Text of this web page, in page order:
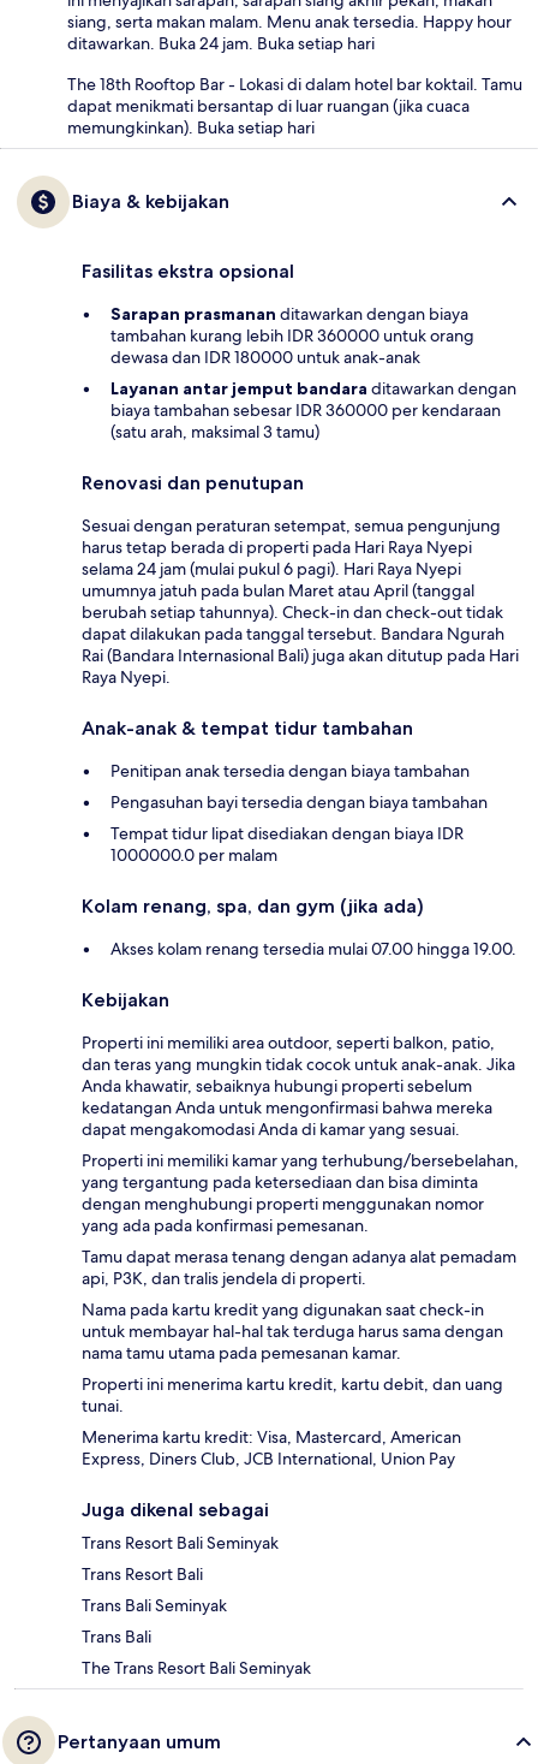
siang, serta makan malam. Menu anak tersedia. Happy hour
ditawarkan. Buka 24 jam. Buka setiap hari
The 18th Rooftop Bar - Lokasi di dalam hotel bar koktail. Tamu
dapat menikmati bersantap di luar ruangan (jika cuaca
memungkinkan). Buka setiap hari
Biaya & kebijakan
Fasilitas ekstra opsional
Sarapan prasmanan ditawarkan dengan biaya
tambahan kurang lebih IDR 360000 untuk orang
dewasa dan IDR 180000 untuk anak-anak
Layanan antar jemput bandara ditawarkan dengan
biaya tambahan sebesar IDR 360000 per kendaraan
(satu arah, maksimal 3 tamu)
Renovasi dan penutupan
Sesuai dengan peraturan setempat, semua pengunjung
harus tetap berada di properti pada Hari Raya Nyepi
selama 24 jam (mulai pukul 6 pagi). Hari Raya Nyepi
umumnya jatuh pada bulan Maret atau April (tanggal
berubah setiap tahunnya). Check-in dan check-out tidak
dapat dilakukan pada tanggal tersebut. Bandara Ngurah
Rai (Bandara Internasional Bali) juga akan ditutup pada Hari
Raya Nyepi.
Anak-anak & tempat tidur tambahan
Penitipan anak tersedia dengan biaya tambahan
Pengasuhan bayi tersedia dengan biaya tambahan
Tempat tidur lipat disediakan dengan biaya IDR
1000000.0 per malam
Kolam renang, spa, dan gym (jika ada)
Akses kolam renang tersedia mulai 07.00 hingga 19.00.
Kebijakan
Properti ini memiliki area outdoor, seperti balkon, patio,
dan teras yang mungkin tidak cocok untuk anak-anak. Jika
Anda khawatir, sebaiknya hubungi properti sebelum
kedatangan Anda untuk mengonfirmasi bahwa mereka
dapat mengakomodasi Anda di kamar yang sesuai.
Properti ini memiliki kamar yang terhubung/bersebelahan,
yang tergantung pada ketersediaan dan bisa diminta
dengan menghubungi properti menggunakan nomor
yang ada pada konfirmasi pemesanan.
Tamu dapat merasa tenang dengan adanya alat pemadam
api, P3K, dan tralis jendela di properti.
Nama pada kartu kredit yang digunakan saat check-in
untuk membayar hal-hal tak terduga harus sama dengan
nama tamu utama pada pemesanan kamar.
Properti ini menerima kartu kredit, kartu debit, dan uang
tunai.
Menerima kartu kredit: Visa, Mastercard, American
Express, Diners Club, JCB International, Union Pay
Juga dikenal sebagai
Trans Resort Bali Seminyak
Trans Resort Bali
Trans Bali Seminyak
Trans Bali
The Trans Resort Bali Seminyak
Pertanyaan umum